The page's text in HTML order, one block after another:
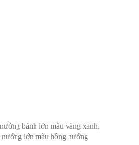
bánh lớn màu vàng xanh,
lớn màu hồng nướng